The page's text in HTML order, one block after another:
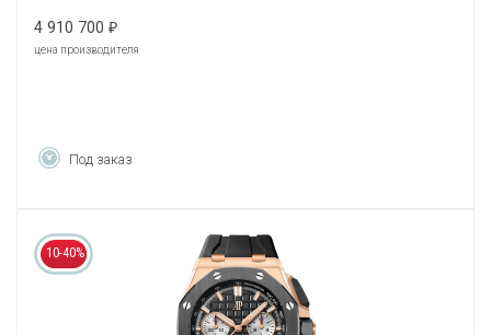
4 910 700 ₽
цена производителя
Под заказ
10-40%